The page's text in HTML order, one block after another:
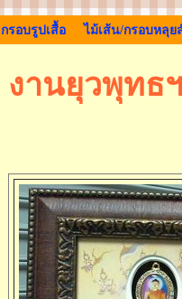
กรอบรูปเสื้อ ไม้เส้น/กรอบหลุย
งานยุวพุทธฯ